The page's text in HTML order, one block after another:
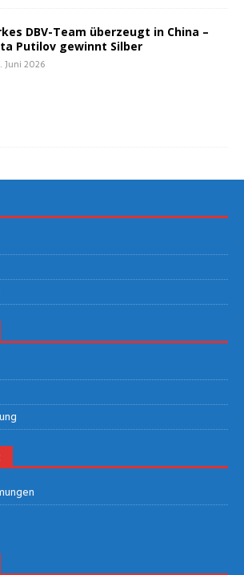
DBV-Team über­zeugt in Chi­na –
Puti­l­ov gewinnt Silber
Juni 2026